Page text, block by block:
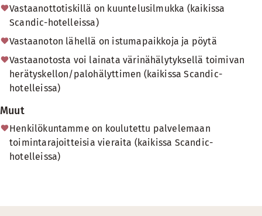
Vastaanottotiskillä on kuuntelusilmukka (kaikissa
Scandic-hotelleissa)
Vastaanoton lähellä on istumapaikkoja ja pöytä
Vastaanotosta voi lainata värinähälytyksellä toimivan
herätyskellon/palohälyttimen (kaikissa Scandic-
hotelleissa)
Muut
Henkilökuntamme on koulutettu palvelemaan
toimintarajoitteisia vieraita (kaikissa Scandic-
hotelleissa)